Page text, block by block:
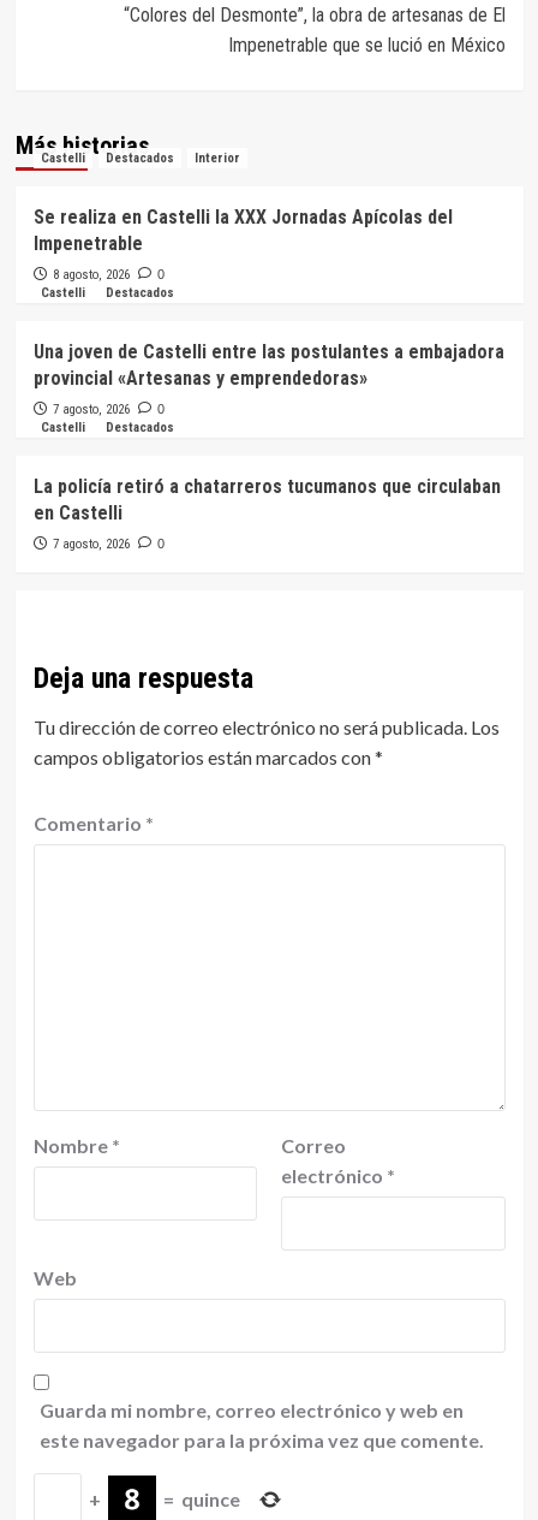
“Colores del Desmonte”, la obra de artesanas de El
Impenetrable que se lució en México
Más historias
Castelli Destacados Interior
Se realiza en Castelli la XXX Jornadas Apícolas del
Impenetrable
8 agosto, 2026 0
Castelli Destacados
Una joven de Castelli entre las postulantes a embajadora
provincial «Artesanas y emprendedoras»
7 agosto, 2026 0
Castelli Destacados
La policía retiró a chatarreros tucumanos que circulaban
en Castelli
7 agosto, 2026 0
Deja una respuesta
Tu dirección de correo electrónico no será publicada. Los
campos obligatorios están marcados con*
Comentario *
Nombre *
Correo
electrónico *
Web
Guarda mi nombre, correo electrónico y web en
este navegador para la próxima vez que comente.
+ = quince